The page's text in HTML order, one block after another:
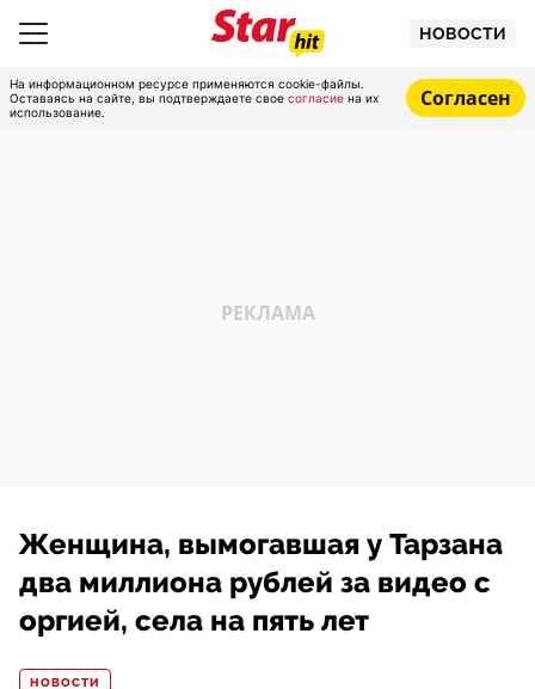
НОВОСТИ
На информационном ресурсе применяются cookie-файлы.
Оставаясь на сайте, вы подтверждаете свое согласие на их
использование.
Согласен
Женщина, вымогавшая у Тарзана
два миллиона рублей за видео с
оргией, села на пять лет
НОВОСТИ